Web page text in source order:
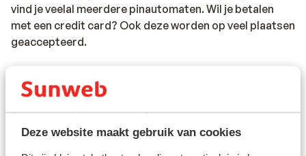
Deze website maakt gebruik van cookies
vind je veelal meerdere pinautomaten. Wil je betalen
met een credit card? Ook deze worden op veel plaatsen
geaccepteerd.
Het voltage is net als in Nederland 220 volt. Je hebt
Reisdocumenten: